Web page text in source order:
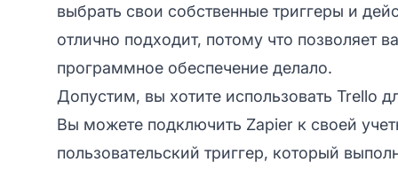
выбрать свои собственные триггеры и
отлично подходит, потому что позволяет
программное обеспечение делало.
Допустим, вы хотите использовать Trello
Вы можете подключить Zapier к своей
пользовательский триггер, который